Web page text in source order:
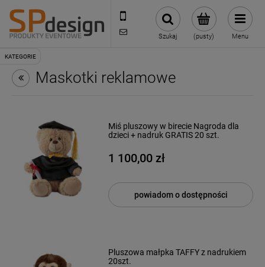
221002030
sklep@reklamydrukarnia.pl
(pusty)
Szukaj Menu
Maskotki reklamowe
Miś pluszowy w birecie Nagroda dla
dzieci + nadruk GRATIS 20 szt.
1 100,00 zł
powiadom o dostępności
Pluszowa małpka TAFFY z nadrukiem
20szt.